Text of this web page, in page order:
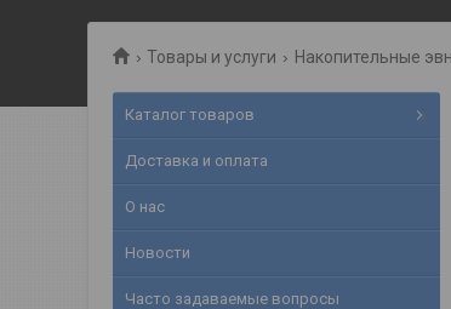
Товары и услуги Накопительные эвн
Каталог товаров
Доставка и оплата
О нас
Новости
Часто задаваемые вопросы